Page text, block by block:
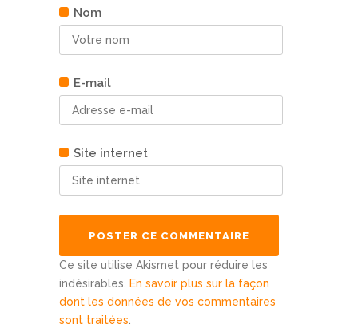
Nom
E-mail
Site internet
Ce site utilise Akismet pour réduire les
indésirables.
En savoir plus sur la façon
dont les données de vos commentaires
sont traitées